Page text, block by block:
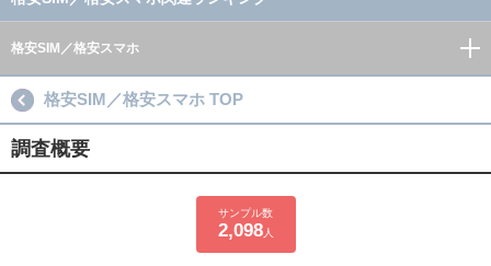
格安SIM／格安スマホ
格安SIM／格安スマホ TOP
調査概要
サンプル数
2,098人